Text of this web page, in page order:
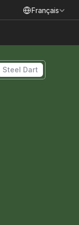
Français
Steel Dart